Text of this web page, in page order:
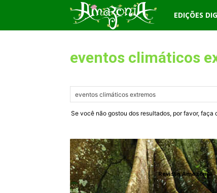
Revista
EDIÇÕES
eventos climáticos
Se você não gostou dos resultados, por favor, faça
Dia da
em Belém
Revista Amazônia -
Mobilização pelo